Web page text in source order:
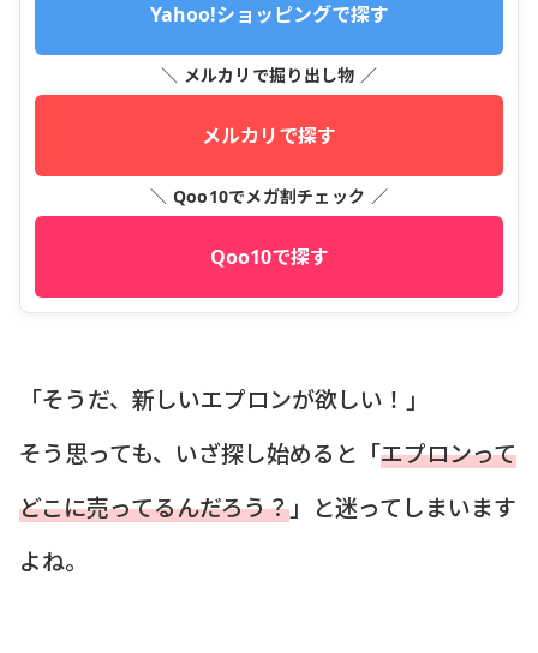
Yahoo!ショッピングで探す
＼ メルカリで掘り出し物 ／
メルカリで探す
＼ Qoo10でメガ割チェック ／
Qoo10で探す
「そうだ、新しいエプロンが欲しい！」
そう思っても、いざ探し始めると「エプロンって
どこに売ってるんだろう？」と迷ってしまいます
よね。